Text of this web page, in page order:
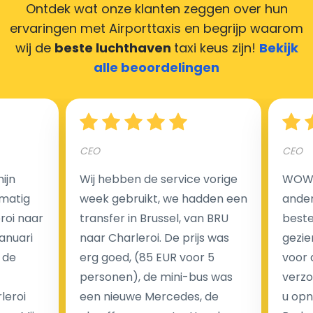
maken door uw feedback achter te laten en wij
zorgen ervoor dat uw chauffeur deze krijgt.
Hoeveel kost een luchthaven taxi transfer?
Een van de meest aantrekkelijke voordelen van
luchthaventaxi's is een vast tarief voor uw rit. In
tegenstelling tot traditionele taxi's met taxameter
brengen wij u geen extra kosten in rekening voor de
nachtrit.
We hebben geen ophaaltarief of extra kosten voor
wachttijd als uw vlucht vertraging heeft.
Ontdek wat onze klanten zeggen over hun
ervaringen met Airporttaxis en begrijp waarom
wij de beste luchthaven taxi keus zijn! Bekijk
alle beoordelingen
naar
CEO
Wij hebben de service vorige
week gebruikt, we hadden een
transfer in Brussel, van BRU
naar Charleroi. De prijs was
erg goed, (85 EUR voor 5
personen), de mini-bus was
een nieuwe Mercedes, de
CEO
voor
u